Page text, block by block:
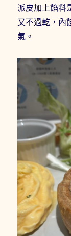
派皮加上餡料
又不過乾，內
氣。